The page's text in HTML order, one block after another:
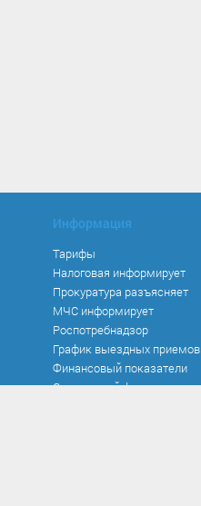
Информация
Тарифы
Налоговая информирует
Прокуратура разъясняет
МЧС информирует
Роспотребнадзор
График выездных приемов
Финансовый показатели
Социальный фонд